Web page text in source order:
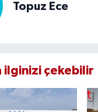
Topuz Ece
ilginizi çekebilir